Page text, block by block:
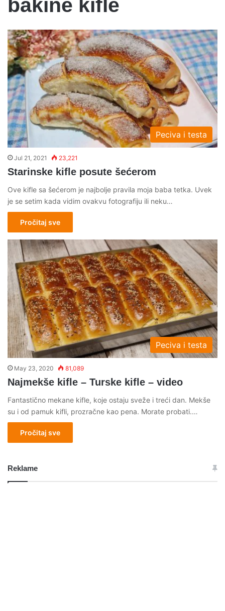
bakine kifle
Peciva i testa
Jul 21, 2021 23,221
Starinske kifle posute šećerom
Ove kifle sa šećerom je najbolje pravila moja baba tetka. Uvek
je se setim kada vidim ovakvu fotografiju ili neku…
Pročitaj sve
Peciva i testa
May 23, 2020 81,089
Najmekše kifle – Turske kifle – video
Fantastično mekane kifle, koje ostaju sveže i treći dan. Mekše
su i od pamuk kifli, prozračne kao pena. Morate probati.…
Pročitaj sve
Reklame